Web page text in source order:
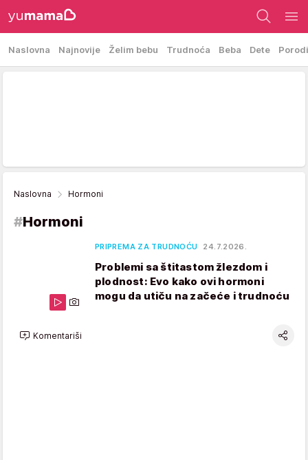
Naslovna Najnovije Želim bebu Trudnoća Beba Dete
Naslovna Hormoni
#Hormoni
PRIPREMA ZA TRUDNOĆU 24.7.2026.
Problemi sa štitastom žlezdom i
plodnost: Evo kako ovi hormoni
mogu da utiču na začeće i trudnoću
Komentariši